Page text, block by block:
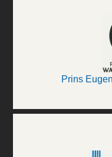
Prins